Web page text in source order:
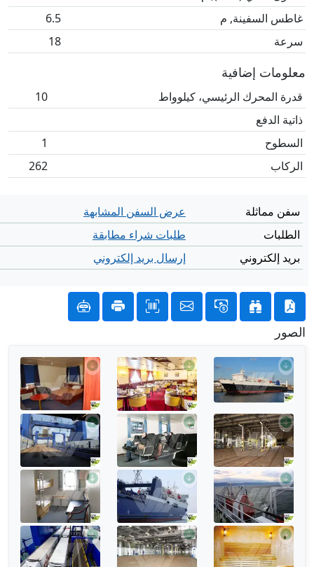
غاطس السفينة, م
6.5
سرعة
18
معلومات إضافية
قدرة المحرك الرئيسي، كيلوواط
10
ذاتية الدفع
السطوح
الركاب
262
سفن مماثلة
عرض السفن المشابهة
الطلبات
طلبات شراء مطابقة
بريد إلكتروني
إرسال بريد إلكتروني
الصور